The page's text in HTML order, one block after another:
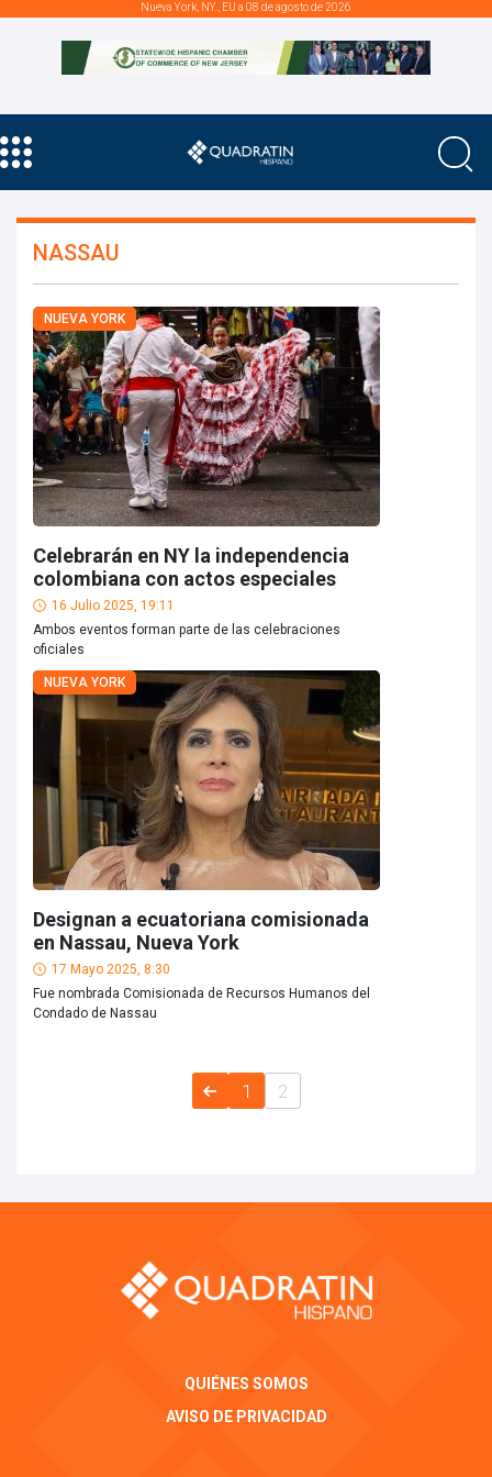
Nueva York, NY., EU a 08 de agosto de 2026
NASSAU
NUEVA YORK
Celebrarán en NY la independencia
colombiana con actos especiales
16 Julio 2025, 19:11
Ambos eventos forman parte de las celebraciones
oficiales
NUEVA YORK
Designan a ecuatoriana comisionada
en Nassau, Nueva York
17 Mayo 2025, 8:30
Fue nombrada Comisionada de Recursos Humanos del
Condado de Nassau
1 2
QUIÉNES SOMOS
AVISO DE PRIVACIDAD